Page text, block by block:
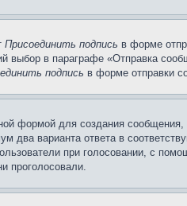
Присоединить подпись в форме
в параграфе «Отправка
подпись в форме отправки
формой для создания сообщения,
два варианта ответа в
при голосовании, с
проголосовали.